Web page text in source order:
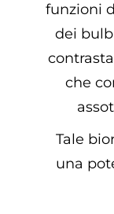
funzioni
dei
che
Tale
una